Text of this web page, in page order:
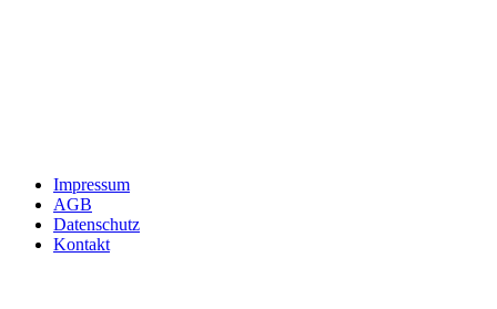
Impressum
AGB
Datenschutz
Kontakt